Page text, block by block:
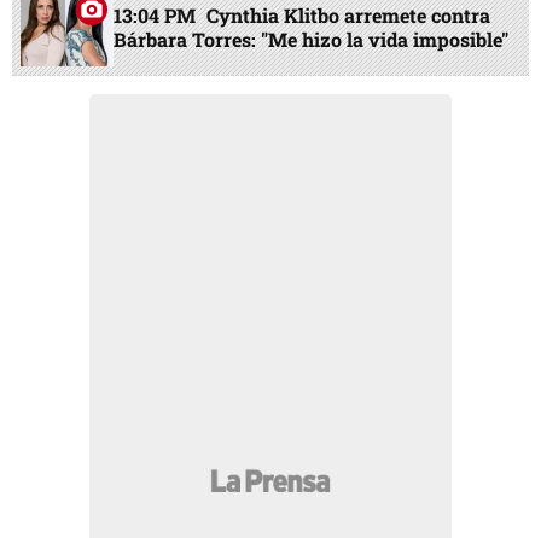
13:04 PM Cynthia Klitbo arremete contra
Bárbara Torres: "Me hizo la vida imposible"